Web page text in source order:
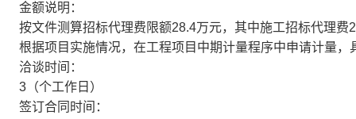
金额说明：
按文件测算招标代理费限额28.4万元，其中施工招标代理
根据项目实施情况，在工程项目中期计量程序中申请计量
洽谈时间：
3（个工作日）
签订合同时间：